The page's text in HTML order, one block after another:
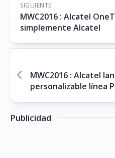
SIGUIENTE
MWC2016 : Alcatel
simplemente Alcatel
MWC2016 : Alcatel
personalizable línea
Publicidad